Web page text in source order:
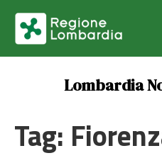
Lombardia
Tag: